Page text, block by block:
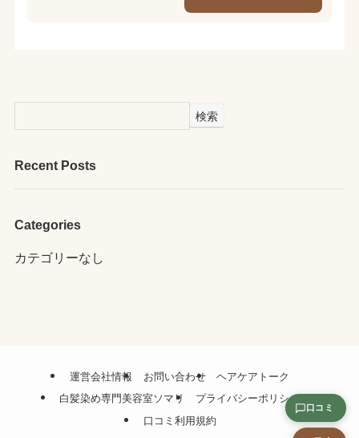
検索
Recent Posts
Categories
カテゴリーなし
運営会社情報 お問い合わせ
ヘアケアトーク
白髪染め専門美容室ソマリ
プライバシーポリシー
口コミ利用規約
口コミ